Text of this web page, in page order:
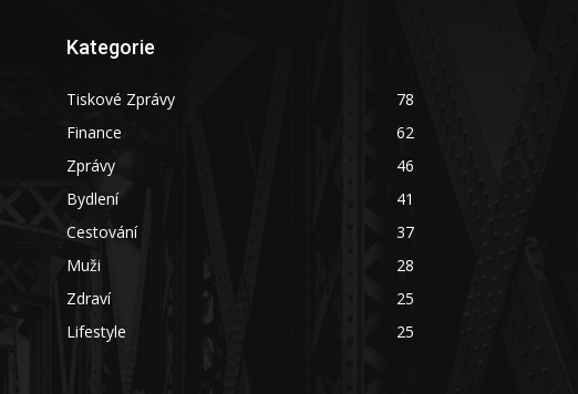
Kategorie
Tiskové Zprávy
78
Finance
62
Zprávy
46
Bydlení
41
Cestování
37
Muži
28
Zdraví
25
Lifestyle
25